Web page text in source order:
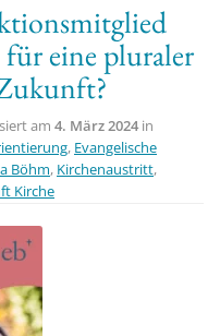
für eine pluraler
am 4. März 2024 in
, Evangelische
Böhm, Kirchenaustritt,
Kirche